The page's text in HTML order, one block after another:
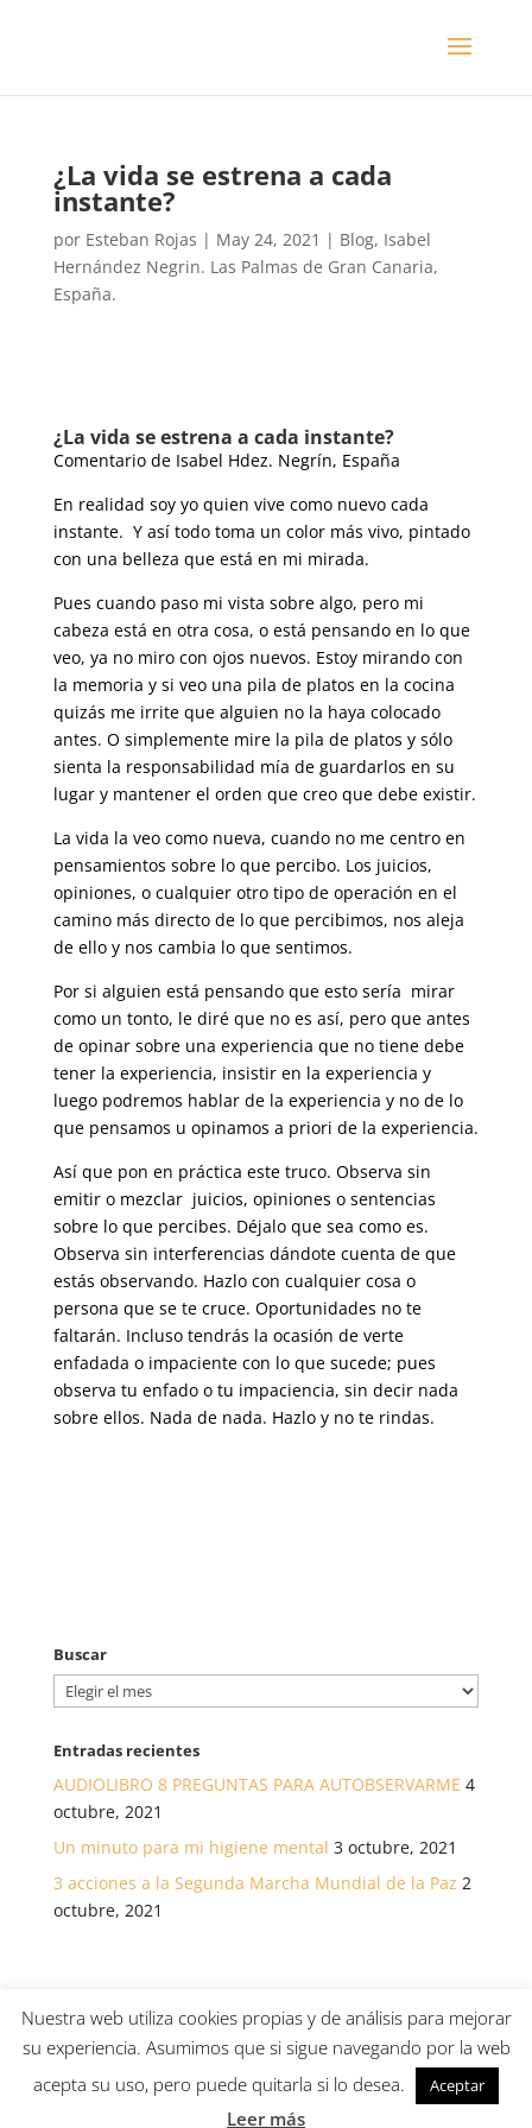
​¿La vida se estrena a cada
instante?
por Esteban Rojas | May 24, 2021 | Blog, Isabel
Hernández Negrin. Las Palmas de Gran Canaria,
España.
​¿La vida se estrena a cada instante?
Comentario de Isabel Hdez. Negrín, España
En realidad soy yo quien vive como nuevo cada
instante. Y así todo toma un color más vivo, pintado
con una belleza que está en mi mirada.
Pues cuando paso mi vista sobre algo, pero mi
cabeza está en otra cosa, o está pensando en lo que
veo, ya no miro con ojos nuevos. Estoy mirando con
la memoria y si veo una pila de platos en la cocina
quizás me irrite que alguien no la haya colocado
antes. O simplemente mire la pila de platos y sólo
sienta la responsabilidad mía de guardarlos en su
lugar y mantener el orden que creo que debe existir.
La vida la veo como nueva, cuando no me centro en
pensamientos sobre lo que percibo. Los juicios,
opiniones, o cualquier otro tipo de operación en el
camino más directo de lo que percibimos, nos aleja
de ello y nos cambia lo que sentimos.
Por si alguien está pensando que esto sería mirar
como un tonto, le diré que no es así, pero que antes
de opinar sobre una experiencia que no tiene debe
tener la experiencia, insistir en la experiencia y
luego podremos hablar de la experiencia y no de lo
que pensamos u opinamos a priori de la experiencia.
Así que pon en práctica este truco. Observa sin
emitir o mezclar juicios, opiniones o sentencias
sobre lo que percibes. Déjalo que sea como es.
Observa sin interferencias dándote cuenta de que
estás observando. Hazlo con cualquier cosa o
persona que se te cruce. Oportunidades no te
faltarán. Incluso tendrás la ocasión de verte
enfadada o impaciente con lo que sucede; pues
observa tu enfado o tu impaciencia, sin decir nada
sobre ellos. Nada de nada. Hazlo y no te rindas.
Buscar
Buscar
Entradas recientes
AUDIOLIBRO 8 PREGUNTAS PARA AUTOBSERVARME 4
octubre, 2021
Un minuto para mi higiene mental 3 octubre, 2021
3 acciones a la Segunda Marcha Mundial de la Paz 2
octubre, 2021
© Asociación canaria para el desarrollo de la salud a
través de La Atención /Política de Privacidad/
Política de cookies/
Nuestra web utiliza cookies propias y de análisis para mejorar
su experiencia. Asumimos que si sigue navegando por la web
acepta su uso, pero puede quitarla si lo desea.
Aceptar
Leer más